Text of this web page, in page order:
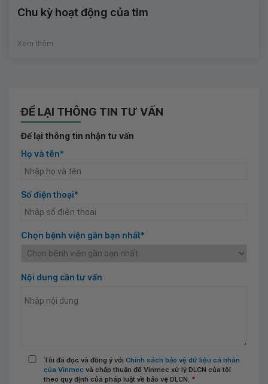
Chu kỳ hoạt động của tim
Xem thêm
ĐỂ LẠI THÔNG TIN TƯ VẤN
Để lại thông tin nhận tư vấn
Họ và tên*
Số điện thoại*
Chọn bệnh viện gần bạn nhất*
Nội dung cần tư vấn
Tôi đã đọc và đồng ý với Chính sách bảo vệ dữ liệu cá nhân
của Vinmec và chấp thuận để Vinmec xử lý DLCN của tôi
theo quy định của pháp luật về bảo vệ DLCN. *